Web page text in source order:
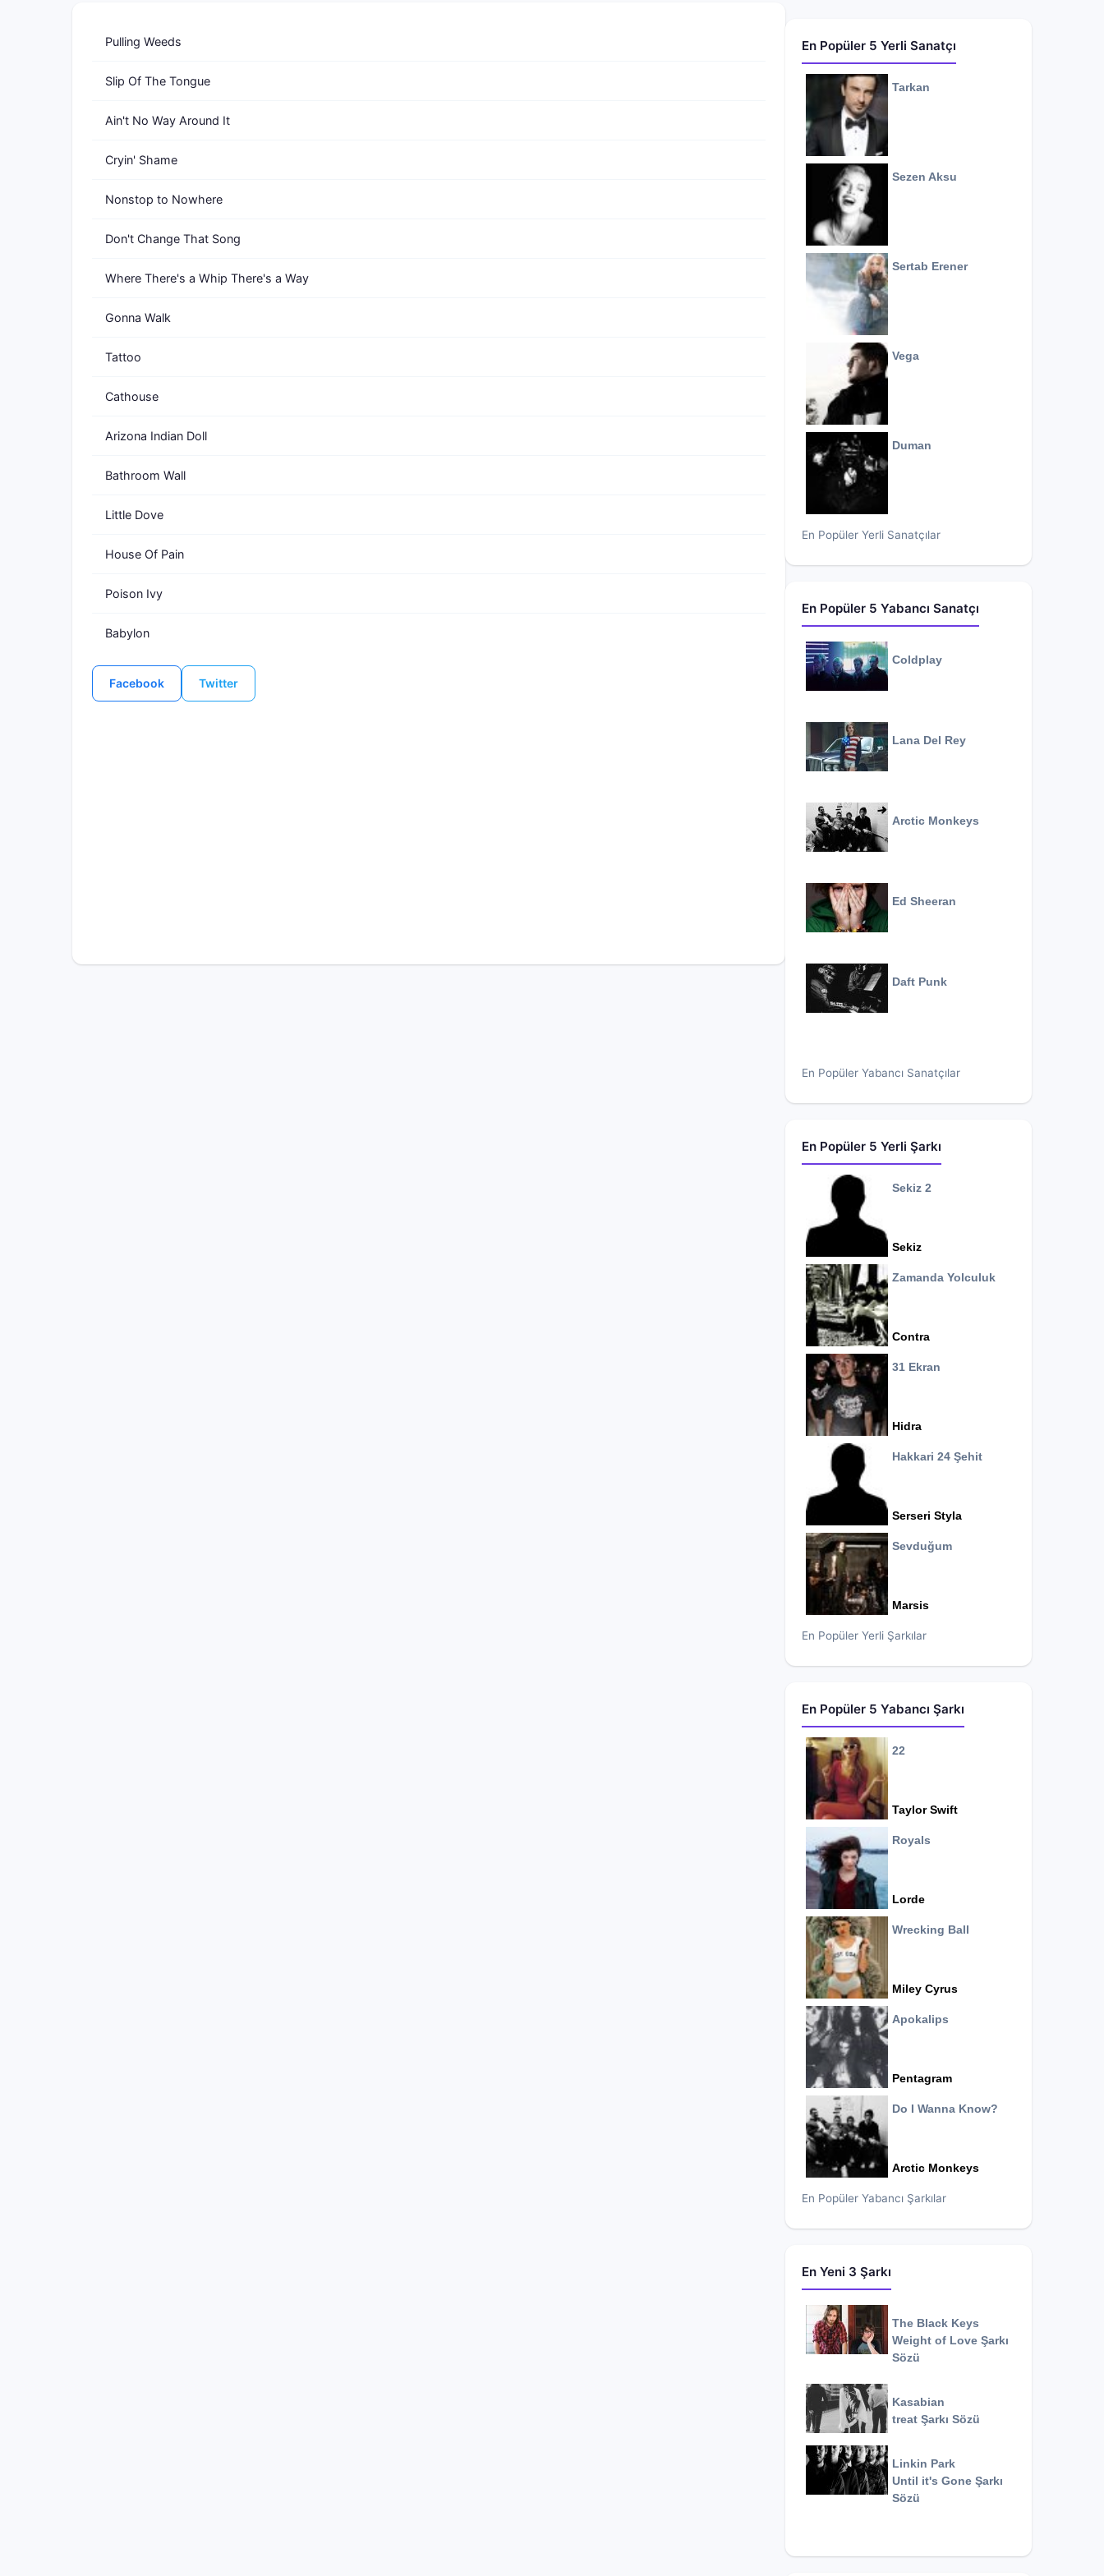
Pulling Weeds
Slip Of The Tongue
Ain't No Way Around It
Cryin' Shame
Nonstop to Nowhere
Don't Change That Song
Where There's a Whip There's a Way
Gonna Walk
Tattoo
Cathouse
Arizona Indian Doll
Bathroom Wall
Little Dove
House Of Pain
Poison Ivy
Babylon
Facebook Twitter
En Popüler 5 Yerli Sanatçı
Tarkan
Sezen Aksu
Sertab Erener
Vega
Duman
En Popüler Yerli Sanatçılar
En Popüler 5 Yabancı Sanatçı
Coldplay
Lana Del Rey
Arctic Monkeys
Ed Sheeran
Daft Punk
En Popüler Yabancı Sanatçılar
En Popüler 5 Yerli Şarkı
Sekiz 2
Sekiz
Zamanda Yolculuk
Contra
31 Ekran
Hidra
Hakkari 24 Şehit
Serseri Styla
Sevduğum
Marsis
En Popüler Yerli Şarkılar
En Popüler 5 Yabancı Şarkı
22
Taylor Swift
Royals
Lorde
Wrecking Ball
Miley Cyrus
Apokalips
Pentagram
Do I Wanna Know?
Arctic Monkeys
En Popüler Yabancı Şarkılar
En Yeni 3 Şarkı
The Black Keys
Weight of Love Şarkı
Sözü
Kasabian
treat Şarkı Sözü
Linkin Park
Until it's Gone Şarkı
Sözü